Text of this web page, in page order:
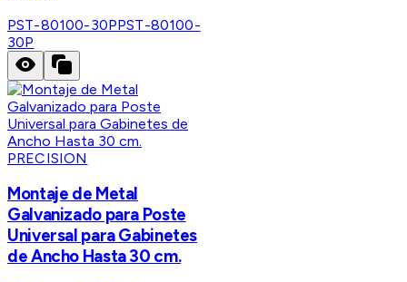
PST-80100-30PPST-80100-
30P
PRECISION
Montaje de Metal
Galvanizado para Poste
Universal para Gabinetes
de Ancho Hasta 30 cm.